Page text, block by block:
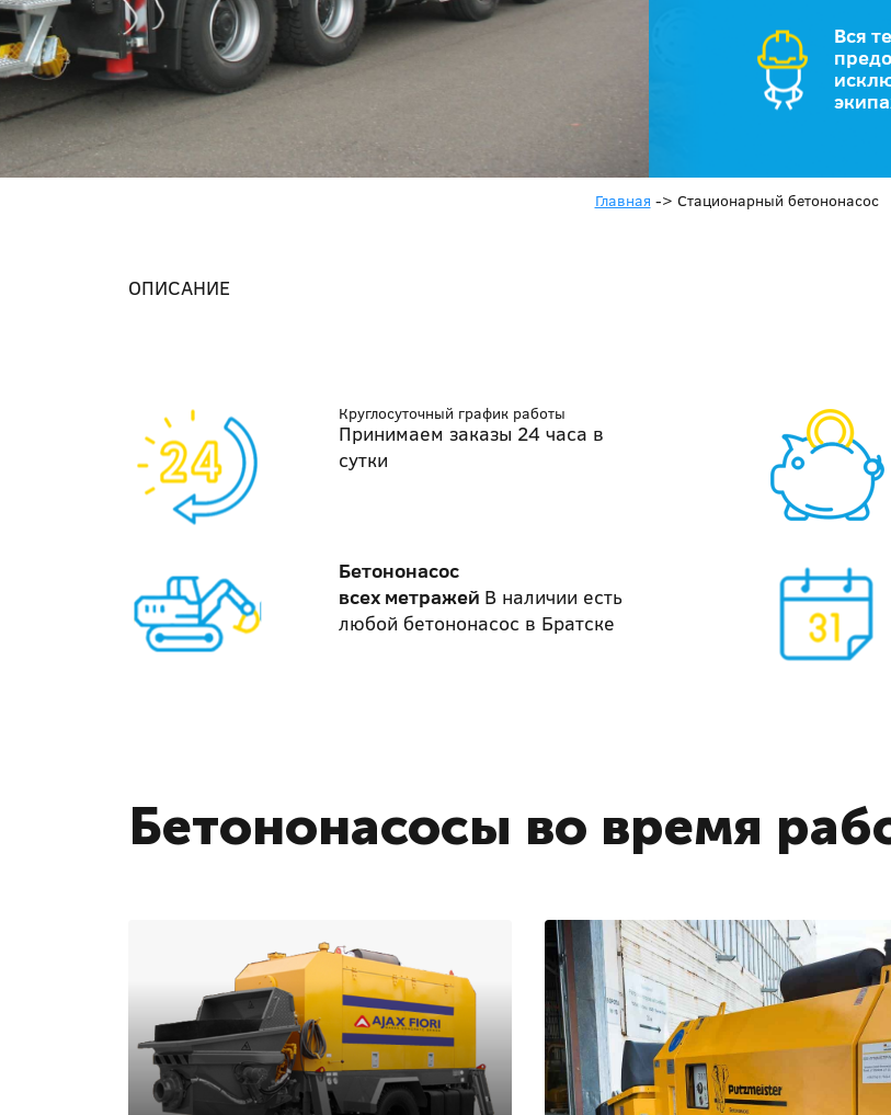
Вся
Главная -> Стационарный бетононасос
ОПИСАНИЕ
Круглосуточный график работы
Принимаем заказы 24 часа в
сутки
Бетононасос
всех метражей В наличии есть
любой бетононасос в Братске
Бетононасосы во время